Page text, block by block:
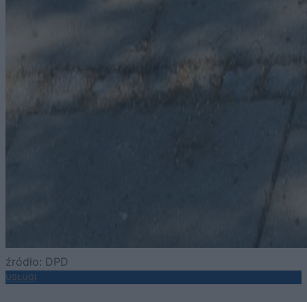
źródło: DPD
USŁUGI